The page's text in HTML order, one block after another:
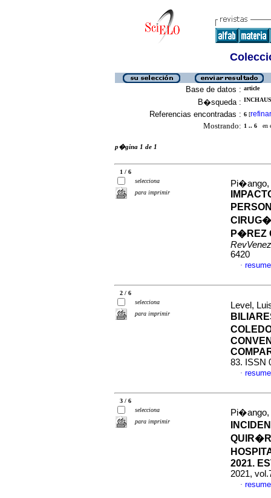
Base de datos : article
B�squeda :
Referencias encontradas : 6 [refinar
Mostrando: 1 .. 6 en
p�gina 1 de 1
1 / 6
selecciona
para imprimir
Pi�ango,
P�REZ
6420
·
2 / 6
selecciona
para imprimir
Level,
83. ISSN
·
3 / 6
selecciona
para imprimir
Pi�ango,
2021.
2021,
·